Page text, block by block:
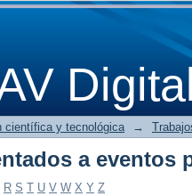
a eventos
científica y tecnológica →
a eventos
R S T U V W X Y Z